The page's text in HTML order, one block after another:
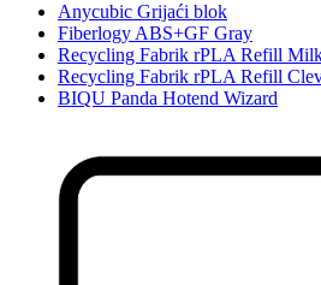
Anycubic Grijaći blok
Fiberlogy ABS+GF Gray
Recycling Fabrik rPLA Refill Milk
Recycling Fabrik rPLA Refill
BIQU Panda Hotend Wizard